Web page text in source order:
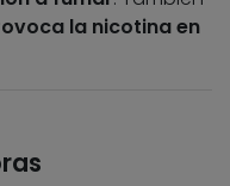
la nicotina en